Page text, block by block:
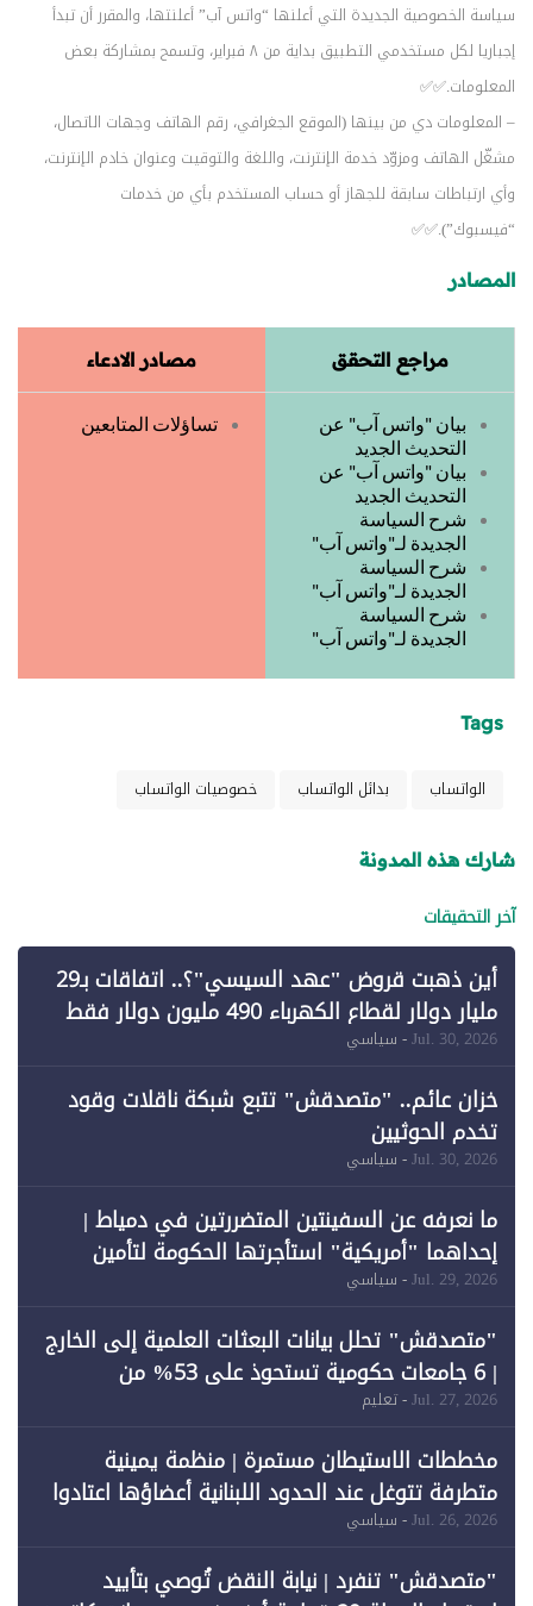
سياسة الخصوصية الجديدة التي أعلنها “واتس آب” أعلنتها، والمقرر أن تبدأ
إجباريا لكل مستخدمي التطبيق بداية من ٨ فبراير، وتسمح بمشاركة بعض
المعلومات.✅✅
– المعلومات دي من بينها (الموقع الجغرافي، رقم الهاتف وجهات الاتصال،
مشغّل الهاتف ومزوّد خدمة الإنترنت، واللغة والتوقيت وعنوان خادم الإنترنت،
وأي ارتباطات سابقة للجهاز أو حساب المستخدم بأي من خدمات
“فيسبوك”).✅✅
المصادر
مراجع التحقق مصادر الادعاء
بيان "واتس آب" عن
التحديث الجديد
بيان "واتس آب" عن
التحديث الجديد
شرح السياسة
الجديدة لـ"واتس آب"
شرح السياسة
الجديدة لـ"واتس آب"
شرح السياسة
الجديدة لـ"واتس آب"
تساؤلات المتابعين
Tags
الواتساب بدائل الواتساب خصوصيات الواتساب
شارك هذه المدونة
آخر التحقيقات
أين ذهبت قروض "عهد السيسي"؟.. اتفاقات بـ29
مليار دولار لقطاع الكهرباء 490 مليون دولار فقط
لـ"الطاقة المتجددة" (1)
Jul. 30, 2026- سياسي
خزان عائم.. "متصدقش" تتبع شبكة ناقلات وقود
تخدم الحوثيين
Jul. 30, 2026- سياسي
ما نعرفه عن السفينتين المتضررتين في دمياط |
إحداهما "أمريكية" استأجرتها الحكومة لتأمين
احتياجات الطاقة
Jul. 29, 2026- سياسي
"متصدقش" تحلل بيانات البعثات العلمية إلى الخارج
| 6 جامعات حكومية تستحوذ على 53% من
Jul. 27, 2026- تعليم
مخططات الاستيطان مستمرة | منظمة يمينية
متطرفة تتوغل عند الحدود اللبنانية أعضاؤها اعتادوا
خرق الحدود
Jul. 26, 2026- سياسي
"متصدقش" تنفرد | نيابة النقض تُوصي بتأييد